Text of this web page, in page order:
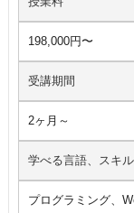
198,000円〜
受講期間
2ヶ月～
学べる言語、スキル
プログラミング、